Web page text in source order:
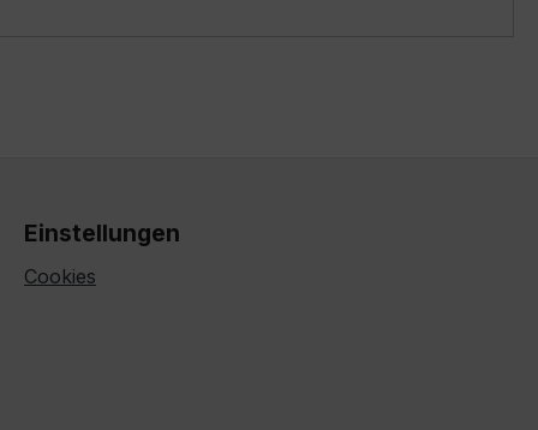
Einstellungen
Cookies